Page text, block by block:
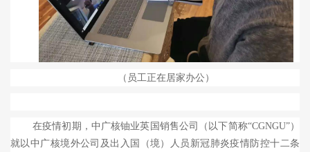
（员工正在居家办公）
在疫情初期，中广核铀业英国销售公司（以下简称“CGNGU”）
就以中广核境外公司及出入国（境）人员新冠肺炎疫情防控十二条